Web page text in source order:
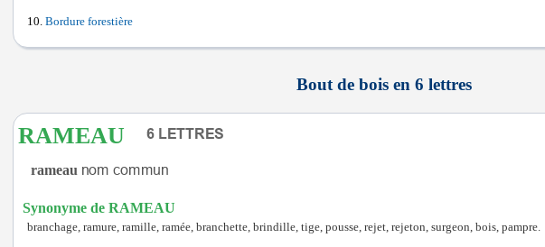
Bordure forestière
Bout de bois en 6 lettres
RAMEAU
rameau
Synonyme de RAMEAU
branchage, ramure, ramille, ramée, branchette, brindille, tige, pousse, rejet, rejeton, surgeon, bois, pampre.